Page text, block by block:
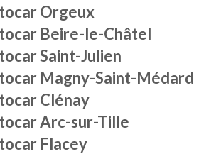
Orgeux
Beire-le-Châtel
Saint-Julien
Magny-Saint-Médard
Clénay
Arc-sur-Tille
Flacey